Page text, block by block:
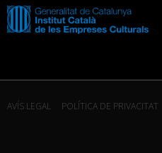
AVÍS LEGAL POLÍTICA DE PRIVACITAT